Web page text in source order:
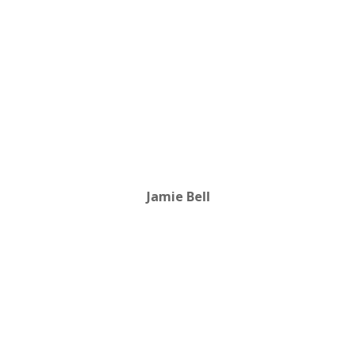
Jamie Bell